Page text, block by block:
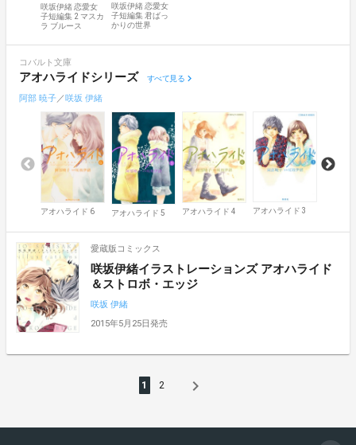
咲坂伊緒 恋愛女
子短編集 2 マスカ
ラ ブルース
咲坂伊緒 恋愛女
子短編集 君ばっ
かりの世界
コバルト文庫
アオハライドシリーズ すべて見る
阿部 暁子／咲坂 伊緒
アオハライド 6 アオハライド 5 アオハライド 4 アオハライド 3
愛蔵版コミックス
咲坂伊緒イラストレーションズ アオハライド
＆ストロボ・エッジ
咲坂 伊緒
2015年5月25日発売
1 2 navigate_next